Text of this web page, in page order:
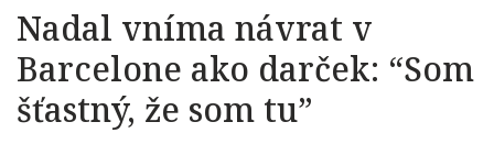
Nadal vníma návrat v
Barcelone ako darček: “Som
šťastný, že som tu”